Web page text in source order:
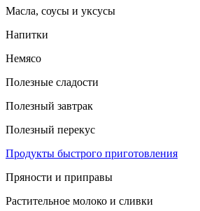
Масла, соусы и уксусы
Напитки
Немясо
Полезные сладости
Полезный завтрак
Полезный перекус
Продукты быстрого приготовления
Пряности и приправы
Растительное молоко и сливки